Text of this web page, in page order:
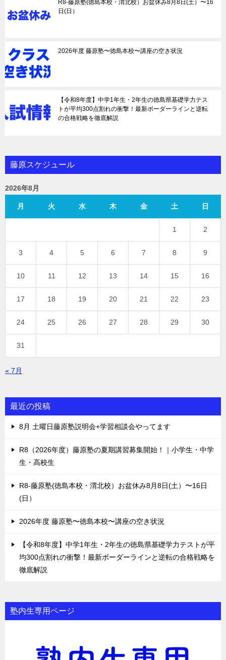
R8-藤原塾(徳島本校・渭北校）お盆休み8月8日(土）〜16
日(日）
2026年度 藤原塾〜徳島本校〜講座の空き状況
【令和8年度】中学1年生・2年生の徳島県基礎学力テス
トが平均300点割れの衝撃！最新ボーダーラインと逆転
の合格戦略を徹底解説
藤原スケジュール
2026年8月
月 火 水 木 金 土 日
1 2
3 4 5 6 7 8 9
10 11 12 13 14 15 16
17 18 19 20 21 22 23
24 25 26 27 28 29 30
31
« 7月
最近の投稿
8月 土曜日藤原塾説明会+学習相談会やってます
R8（2026年度）藤原塾の夏期講習募集開始！｜小学生・中学
生・高校生
R8-藤原塾(徳島本校・渭北校）お盆休み8月8日(土）〜16日
(日）
2026年度 藤原塾〜徳島本校〜講座の空き状況
【令和8年度】中学1年生・2年生の徳島県基礎学力テストが平
均300点割れの衝撃！最新ボーダーラインと逆転の合格戦略を
徹底解説
塾内生専用ページ